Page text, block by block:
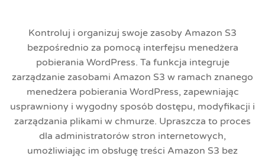
Kontroluj i organizuj swoje zasoby Amazon S3
bezpośrednio za pomocą interfejsu menedżera
pobierania WordPress. Ta funkcja integruje
zarządzanie zasobami Amazon S3 w ramach znanego
menedżera pobierania WordPress, zapewniając
usprawniony i wygodny sposób dostępu, modyfikacji i
zarządzania plikami w chmurze. Upraszcza to proces
dla administratorów stron internetowych,
umożliwiając im obsługę treści Amazon S3 bez